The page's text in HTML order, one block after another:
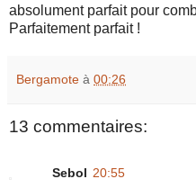
absolument parfait pour
Parfaitement parfait !
Bergamote à 00:26
13 commentaires:
Sebol 20:55